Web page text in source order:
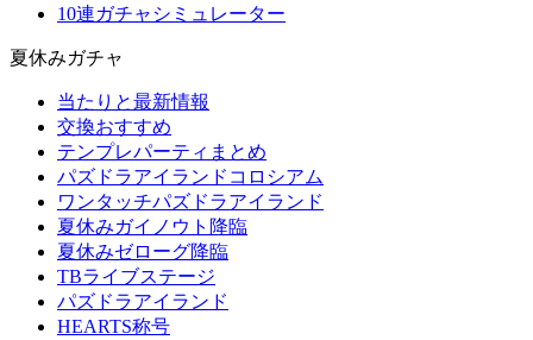
10連ガチャシミュレーター
夏休みガチャ
当たりと最新情報
交換おすすめ
テンプレパーティまとめ
パズドラアイランドコロシアム
ワンタッチパズドラアイランド
夏休みガイノウト降臨
夏休みゼローグ降臨
TBライブステージ
パズドラアイランド
HEARTS称号